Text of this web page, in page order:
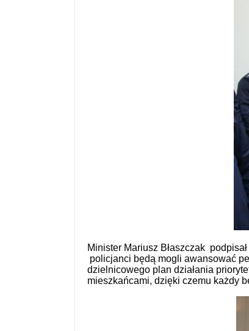
Minister Mariusz Błaszczak
policjanci będą mogli awansować
dzielnicowego plan działania
mieszkańcami, dzięki czemu każdy